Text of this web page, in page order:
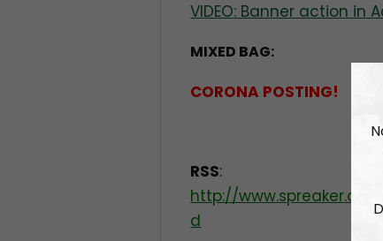
VIDEO: Banner action in
MIXED BAG:
CORONA POSTING!
RSS:
http://
d